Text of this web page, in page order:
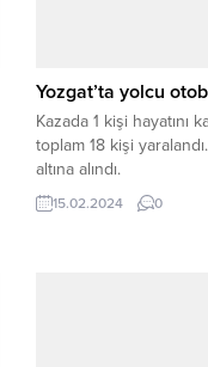
Yozgat’ta yolcu
Kazada 1 kişi hayatını
toplam 18 kişi
altına alındı.
15.02.2024 0